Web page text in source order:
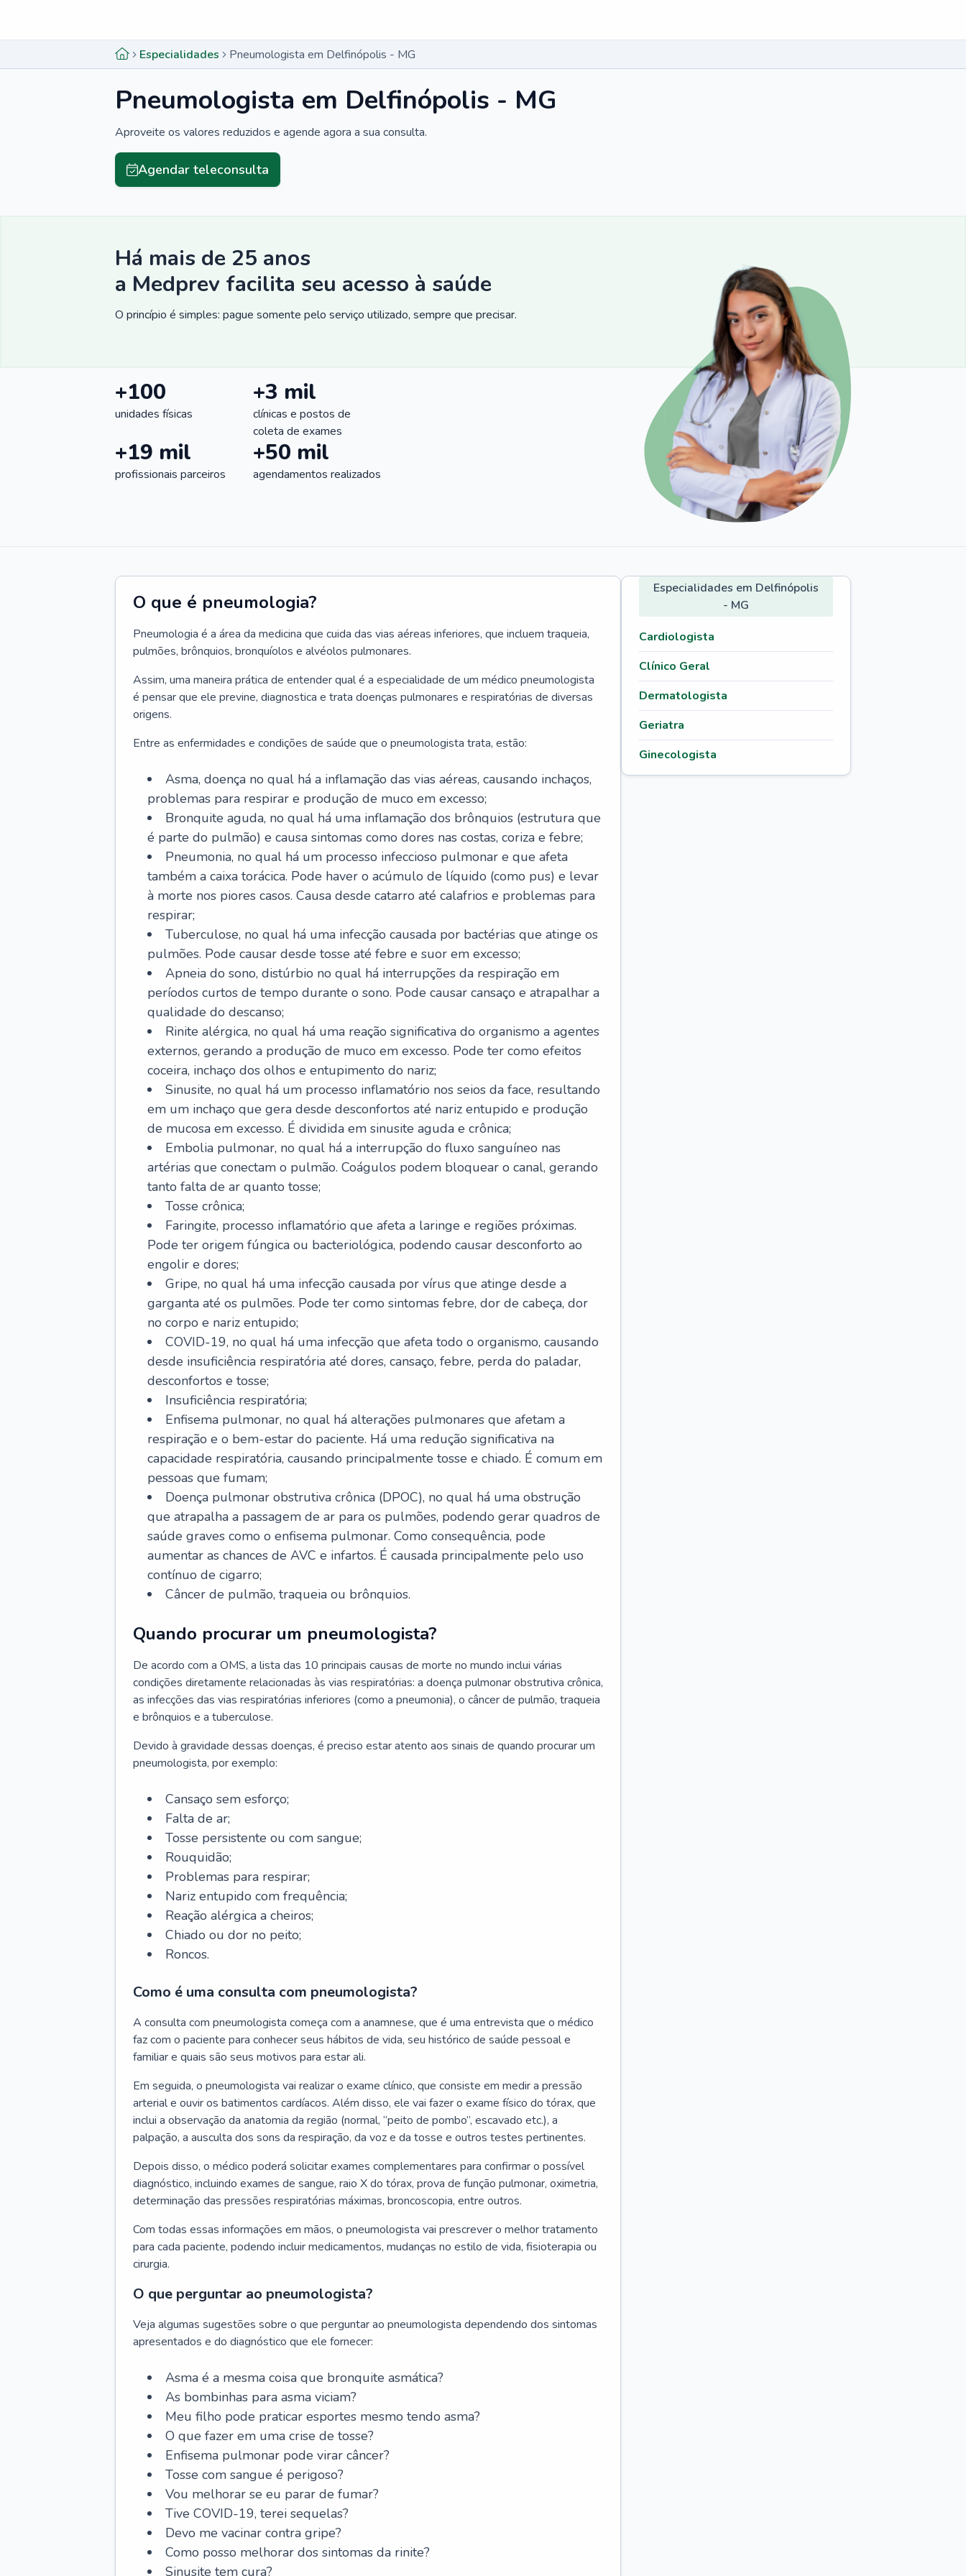
Especialidades Pneumologista em Delfinópolis - MG
Pneumologista em Delfinópolis - MG
Aproveite os valores reduzidos e agende agora a sua consulta.
Agendar teleconsulta
Há mais de 25 anos
a Medprev facilita seu acesso à saúde
O princípio é simples: pague somente pelo serviço utilizado, sempre que precisar.
+100
unidades físicas
+3 mil
clínicas e postos de
coleta de exames
+19 mil
profissionais parceiros
+50 mil
agendamentos realizados
O que é pneumologia?
Pneumologia é a área da medicina que cuida das vias aéreas inferiores, que incluem traqueia,
pulmões, brônquios, bronquíolos e alvéolos pulmonares.
Assim, uma maneira prática de entender qual é a especialidade de um médico pneumologista
é pensar que ele previne, diagnostica e trata doenças pulmonares e respiratórias de diversas
origens.
Entre as enfermidades e condições de saúde que o pneumologista trata, estão:
Asma, doença no qual há a inflamação das vias aéreas, causando inchaços,
problemas para respirar e produção de muco em excesso;
Bronquite aguda, no qual há uma inflamação dos brônquios (estrutura que
é parte do pulmão) e causa sintomas como dores nas costas, coriza e febre;
Pneumonia, no qual há um processo infeccioso pulmonar e que afeta
também a caixa torácica. Pode haver o acúmulo de líquido (como pus) e levar
à morte nos piores casos. Causa desde catarro até calafrios e problemas para
respirar;
Tuberculose, no qual há uma infecção causada por bactérias que atinge os
pulmões. Pode causar desde tosse até febre e suor em excesso;
Apneia do sono, distúrbio no qual há interrupções da respiração em
períodos curtos de tempo durante o sono. Pode causar cansaço e atrapalhar a
qualidade do descanso;
Rinite alérgica, no qual há uma reação significativa do organismo a agentes
externos, gerando a produção de muco em excesso. Pode ter como efeitos
coceira, inchaço dos olhos e entupimento do nariz;
Sinusite, no qual há um processo inflamatório nos seios da face, resultando
em um inchaço que gera desde desconfortos até nariz entupido e produção
de mucosa em excesso. É dividida em sinusite aguda e crônica;
Embolia pulmonar, no qual há a interrupção do fluxo sanguíneo nas
artérias que conectam o pulmão. Coágulos podem bloquear o canal, gerando
tanto falta de ar quanto tosse;
Tosse crônica;
Faringite, processo inflamatório que afeta a laringe e regiões próximas.
Pode ter origem fúngica ou bacteriológica, podendo causar desconforto ao
engolir e dores;
Gripe, no qual há uma infecção causada por vírus que atinge desde a
garganta até os pulmões. Pode ter como sintomas febre, dor de cabeça, dor
no corpo e nariz entupido;
COVID-19, no qual há uma infecção que afeta todo o organismo, causando
desde insuficiência respiratória até dores, cansaço, febre, perda do paladar,
desconfortos e tosse;
Insuficiência respiratória;
Enfisema pulmonar, no qual há alterações pulmonares que afetam a
respiração e o bem-estar do paciente. Há uma redução significativa na
capacidade respiratória, causando principalmente tosse e chiado. É comum em
pessoas que fumam;
Doença pulmonar obstrutiva crônica (DPOC), no qual há uma obstrução
que atrapalha a passagem de ar para os pulmões, podendo gerar quadros de
saúde graves como o enfisema pulmonar. Como consequência, pode
aumentar as chances de AVC e infartos. É causada principalmente pelo uso
contínuo de cigarro;
Câncer de pulmão, traqueia ou brônquios.
Quando procurar um pneumologista?
De acordo com a OMS, a lista das 10 principais causas de morte no mundo inclui várias
condições diretamente relacionadas às vias respiratórias: a doença pulmonar obstrutiva crônica,
as infecções das vias respiratórias inferiores (como a pneumonia), o câncer de pulmão, traqueia
e brônquios e a tuberculose.
Devido à gravidade dessas doenças, é preciso estar atento aos sinais de quando procurar um
pneumologista, por exemplo:
Cansaço sem esforço;
Falta de ar;
Tosse persistente ou com sangue;
Rouquidão;
Problemas para respirar;
Nariz entupido com frequência;
Reação alérgica a cheiros;
Chiado ou dor no peito;
Roncos.
Como é uma consulta com pneumologista?
A consulta com pneumologista começa com a anamnese, que é uma entrevista que o médico
faz com o paciente para conhecer seus hábitos de vida, seu histórico de saúde pessoal e
familiar e quais são seus motivos para estar ali.
Em seguida, o pneumologista vai realizar o exame clínico, que consiste em medir a pressão
arterial e ouvir os batimentos cardíacos. Além disso, ele vai fazer o exame físico do tórax, que
inclui a observação da anatomia da região (normal, “peito de pombo”, escavado etc.), a
palpação, a ausculta dos sons da respiração, da voz e da tosse e outros testes pertinentes.
Depois disso, o médico poderá solicitar exames complementares para confirmar o possível
diagnóstico, incluindo exames de sangue, raio X do tórax, prova de função pulmonar, oximetria,
determinação das pressões respiratórias máximas, broncoscopia, entre outros.
Com todas essas informações em mãos, o pneumologista vai prescrever o melhor tratamento
para cada paciente, podendo incluir medicamentos, mudanças no estilo de vida, fisioterapia ou
cirurgia.
O que perguntar ao pneumologista?
Veja algumas sugestões sobre o que perguntar ao pneumologista dependendo dos sintomas
apresentados e do diagnóstico que ele fornecer:
Asma é a mesma coisa que bronquite asmática?
As bombinhas para asma viciam?
Meu filho pode praticar esportes mesmo tendo asma?
O que fazer em uma crise de tosse?
Enfisema pulmonar pode virar câncer?
Tosse com sangue é perigoso?
Vou melhorar se eu parar de fumar?
Tive COVID-19, terei sequelas?
Devo me vacinar contra gripe?
Como posso melhorar dos sintomas da rinite?
Sinusite tem cura?
Especialidades em Delfinópolis
- MG
Cardiologista
Clínico Geral
Dermatologista
Geriatra
Ginecologista